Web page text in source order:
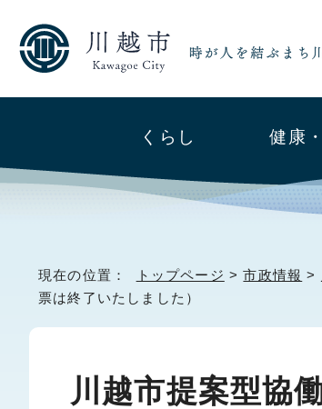
くらし 健康
現在の位置： トップページ >市政情報 >
票は終了いたしました）
川越市提案型協